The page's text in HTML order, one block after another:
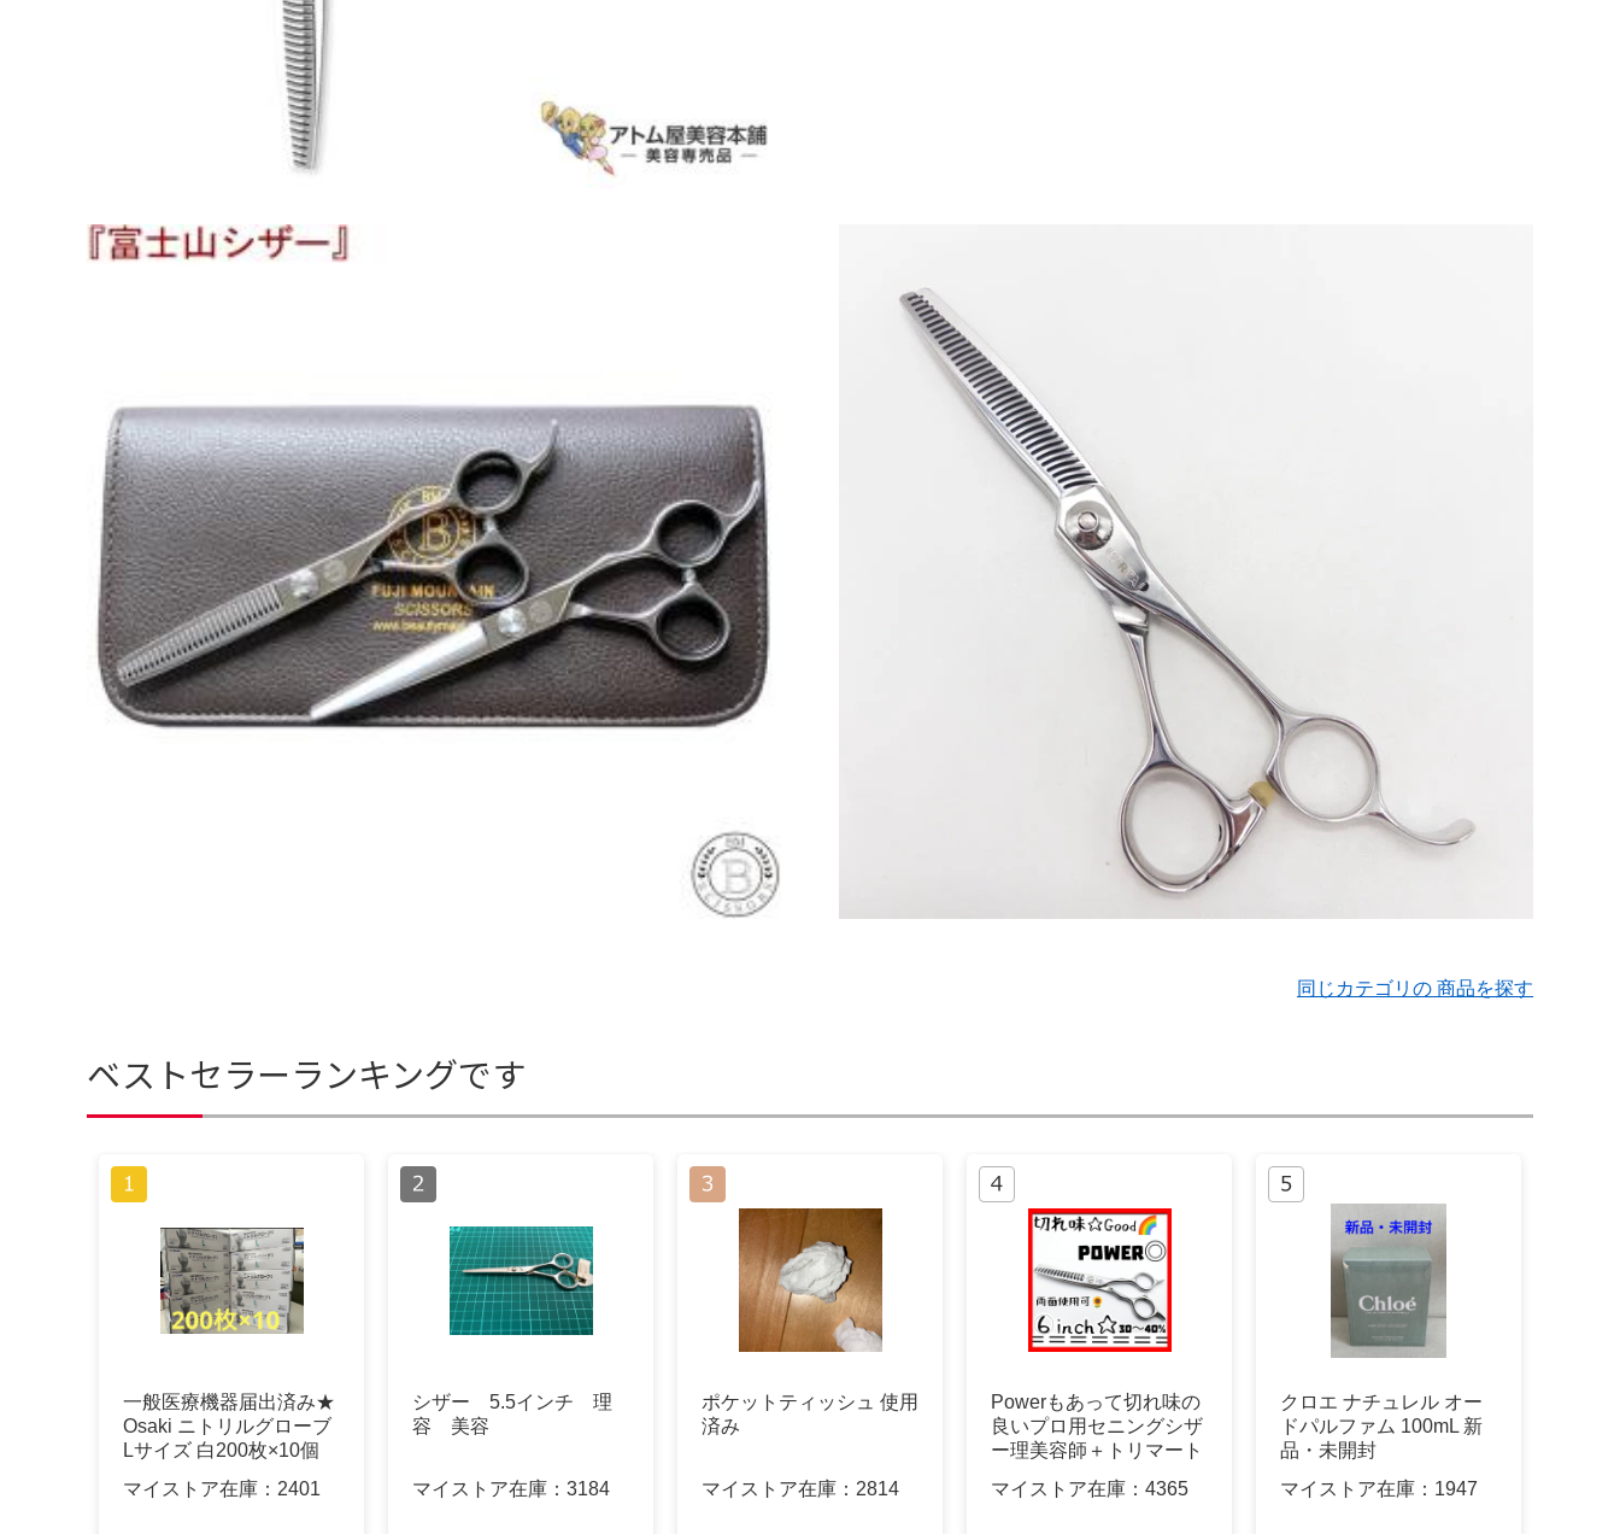
同じカテゴリの 商品を探す
ベストセラーランキングです
一般医療機器届出済み★
Osaki ニトリルグローブ
Lサイズ 白200枚×10個
マイストア在庫： 2401
シザー 5.5インチ 理
容 美容
マイストア在庫： 3184
ポケットティッシュ 使用
済み
マイストア在庫： 2814
Powerもあって切れ味の
良いプロ用セニングシザ
ー理美容師＋トリマート
マイストア在庫： 4365
クロエ ナチュレル オー
ドパルファム 100mL 新
品・未開封
マイストア在庫： 1947